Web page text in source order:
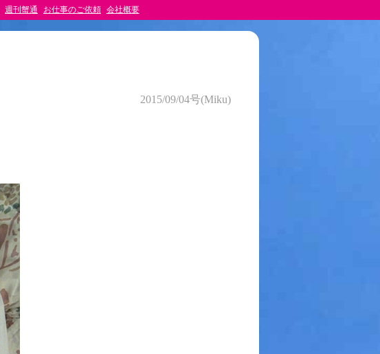
週刊蟹通 お仕事のご依頼 会社概要
2015/09/04号(Miku)